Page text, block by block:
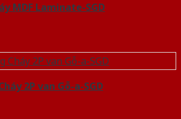
MDF Laminate-SGD
2P van Gỗ-a-SGD